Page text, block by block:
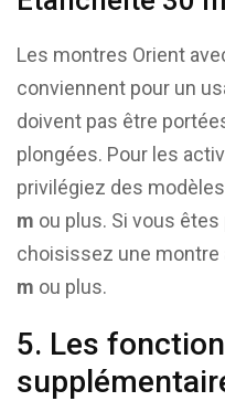
Les montres Orient
conviennent pour un
doivent pas être
plongées. Pour les
privilégiez des
m ou plus. Si vous
choisissez une montre
m ou plus.
5. Les